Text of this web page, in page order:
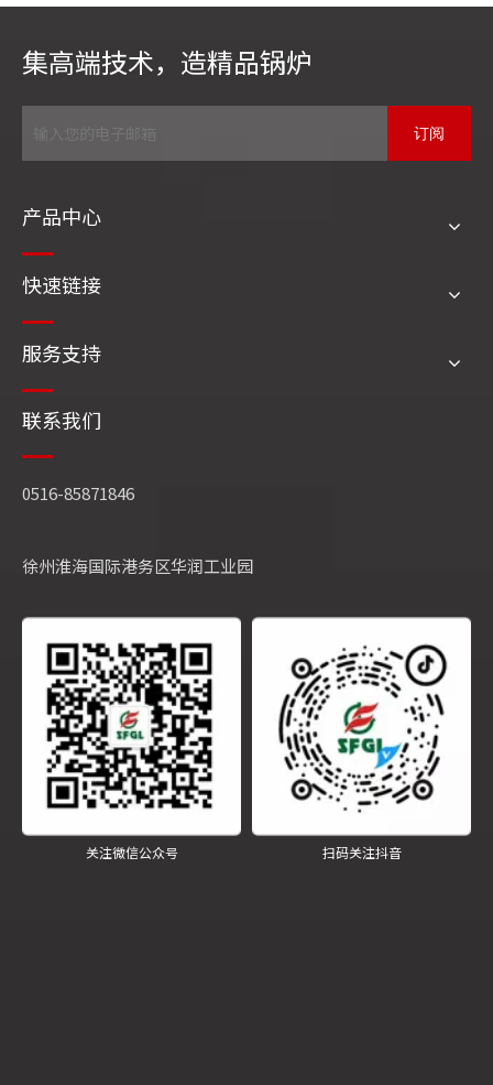
作实务提出意见建议。
沛县市场监管局局长李广略交流发言。
相关文章
徐州市人社局调研组到四方锅炉调研
集高端技术，造精品锅炉
订阅
产品中心
快速链接
服务支持
联系我们
0516-85871846
徐州淮海国际港务区华润工业园
关注微信公众号 扫码关注抖音